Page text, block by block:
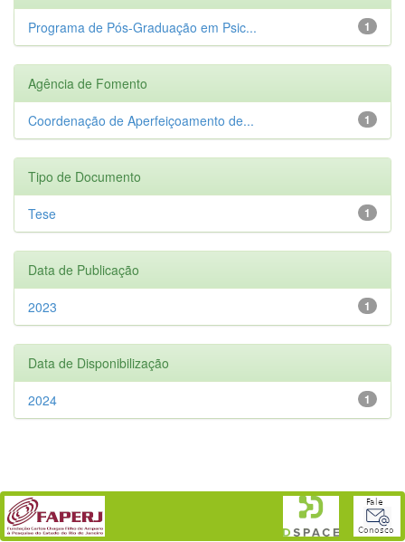
1
Programa de Pós-Graduação em Psic...
Agência de Fomento
1
Coordenação de Aperfeiçoamento de...
Tipo de Documento
1
Tese
Data de Publicação
1
2023
Data de Disponibilização
1
2024